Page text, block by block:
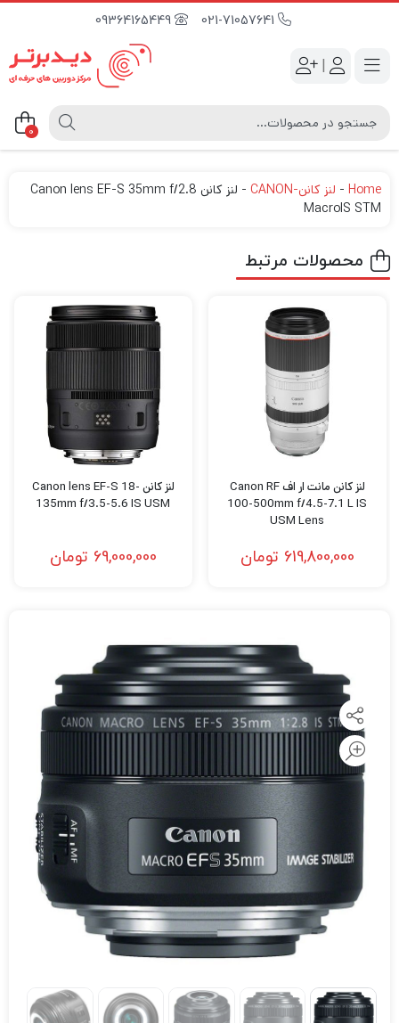
09364165449
|
0
Home
- لنز کانن-CANON -
لنز کانن Canon lens EF-S 35mm f/2.8
MacroIS STM
محصولات مرتبط
لنز کانن مانت ار اف Canon RF
100-500mm f/4.5-7.1 L IS
USM Lens
619,800,000 تومان
لنز کانن Canon lens EF-S 18-
135mm f/3.5-5.6 IS USM
69,000,000 تومان